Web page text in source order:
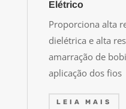
Elétrico
Proporciona alta
dielétrica e alta
amarração de
aplicação dos fios
LEIA MAIS